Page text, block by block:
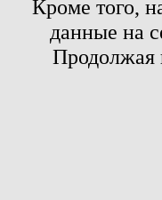
Кроме того,
данные на
Продолжая